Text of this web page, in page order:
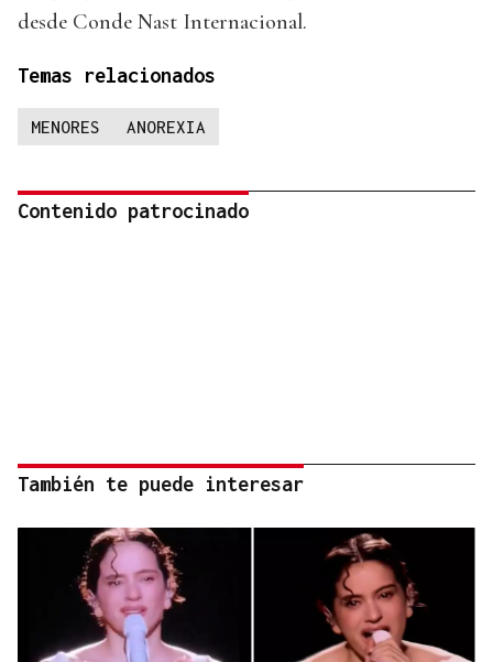
desde Conde Nast Internacional.
Temas relacionados
MENORES ANOREXIA
Contenido patrocinado
También te puede interesar